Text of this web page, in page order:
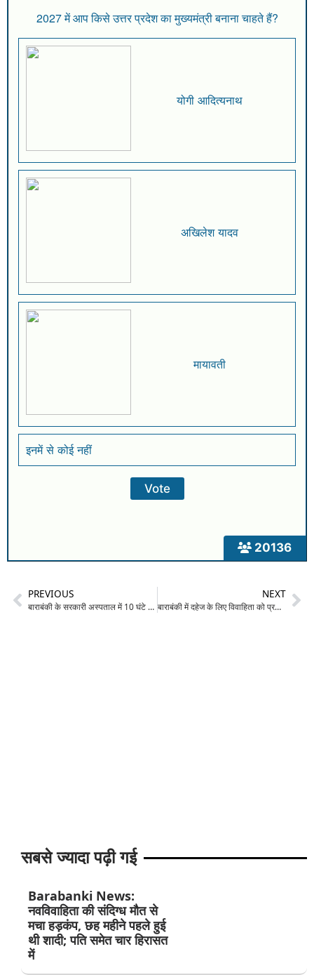
20136
2027 में आप किसे उत्तर प्रदेश का मुख्यमंत्री बनाना चाहते हैं?
योगी आदित्यनाथ
अखिलेश यादव
मायावती
इनमें से कोई नहीं
PREVIOUS
बाराबंकी के सरकारी अस्पताल में 10 घंटे गुल रही बिजली: टॉर्च की रोशनी में हुआ मरीजों का इलाज, रातभर भीषण गर्मी से बेहाल रहे मरीज और तीमारदार
NEXT
बाराबंकी में दहेज के लिए विवाहिता को प्रताड़ित करने का आरोप: गला दबाकर हत्या की कोशिश, पति समेत ससुराल पक्ष पर केस दर्ज
सबसे ज्यादा पढ़ी गई
Barabanki News:
नवविवाहिता की संदिग्ध मौत से
मचा हड़कंप, छह महीने पहले हुई
थी शादी; पति समेत चार हिरासत
में